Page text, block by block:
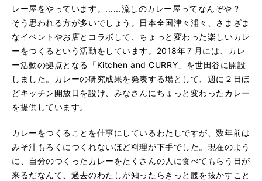
レー屋をやっています。......流しのカレー屋ってなんぞや？
そう思われる方が多いでしょう。日本全国津々浦々、さまざま
なイベントやお店とコラボして、ちょっと変わった楽しいカレ
ーをつくるという活動をしています。2018年７月には、カレ
ー活動の拠点となる「Kitchen and CURRY」を世田谷に開設
しました。カレーの研究成果を発表する場として、週に２日ほ
どキッチン開放日を設け、みなさんにちょっと変わったカレー
を提供しています。
カレーをつくることを仕事にしているわたしですが、数年前は
みそ汁もろくにつくれないほど料理が下手でした。現在のよう
に、自分のつくったカレーをたくさんの人に食べてもらう日が
来るだなんて、過去のわたしが知ったらきっと腰を抜かすこと